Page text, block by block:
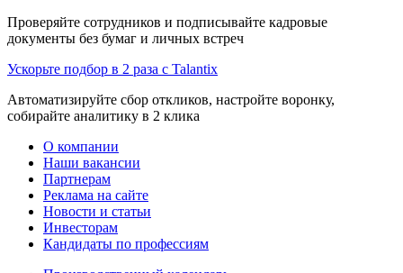
Проверяйте сотрудников и подписывайте кадровые
документы без бумаг и личных встреч
Ускорьте подбор в 2 раза с Talantix
Автоматизируйте сбор откликов, настройте воронку,
собирайте аналитику в 2 клика
О компании
Наши вакансии
Партнерам
Реклама на сайте
Новости и статьи
Инвесторам
Кандидаты по профессиям